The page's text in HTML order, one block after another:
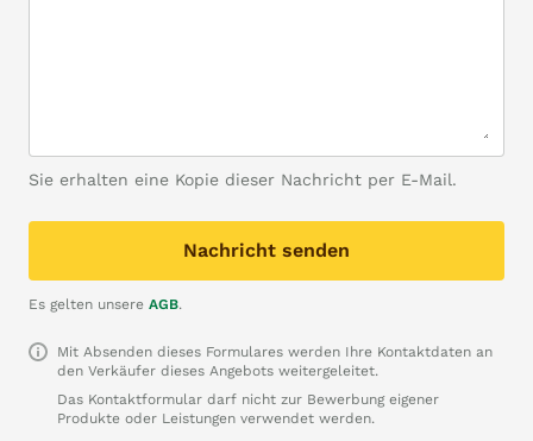
Sie erhalten eine Kopie dieser Nachricht per E-Mail.
Nachricht senden
Es gelten unsere AGB.
Mit Absenden dieses Formulares werden Ihre Kontaktdaten an
den Verkäufer dieses Angebots weitergeleitet.
Das Kontaktformular darf nicht zur Bewerbung eigener
Produkte oder Leistungen verwendet werden.